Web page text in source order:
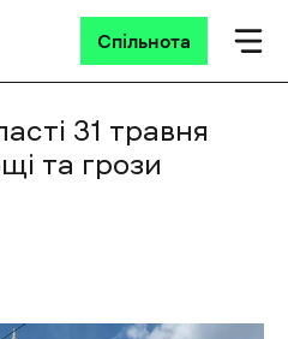
Спільнота
31 травня
та грози